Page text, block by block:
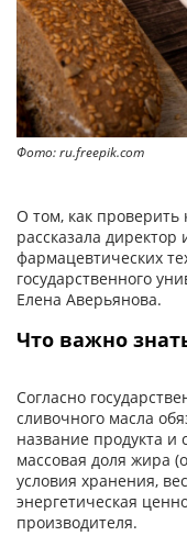
Фото: ru.freepik.com
О том, как проверить
рассказала
фармацевтических
государственного
Елена Аверьянова.
Что важно
Согласно
сливочного масла
название продукта и
массовая доля жира
условия хранения,
энергетическая
производителя.